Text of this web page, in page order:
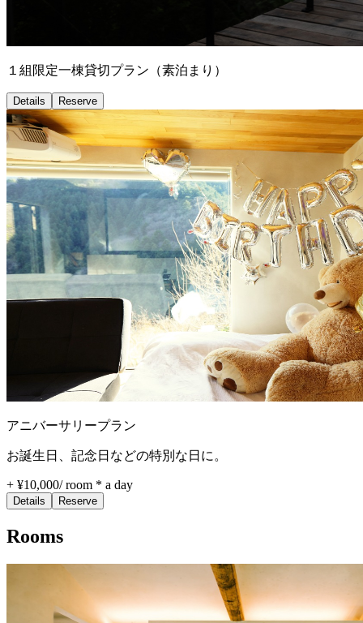
１組限定一棟貸切プラン（素泊まり）
Details Reserve
アニバーサリープラン
お誕生日、記念日などの特別な日に。
+ ¥10,000/room * a day
Details Reserve
Rooms